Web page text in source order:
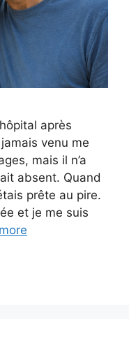
après
jamais venu me
mais il n’a
absent. Quand
prête au pire.
et je me suis